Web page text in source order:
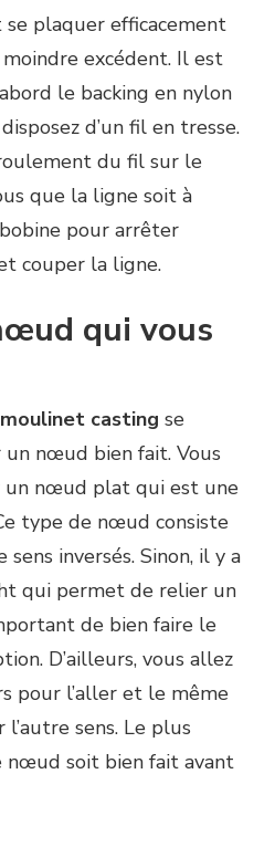
plaquer efficacement
excédent. Il est
le backing en nylon
d’un fil en tresse.
du fil sur le
que la ligne soit à
pour arrêter
couper la ligne.
qui vous
moulinet casting se
nœud bien fait. Vous
un nœud plat qui est une
type de nœud consiste
inversés. Sinon, il y a
qui permet de relier un
de bien faire le
D’ailleurs, vous allez
pour l’aller et le même
sens. Le plus
soit bien fait avant